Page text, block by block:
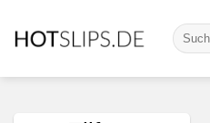
Inhalt
Suche
nach: